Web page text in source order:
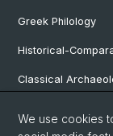
Greek Philology
Historical-
Classical
We use cookies